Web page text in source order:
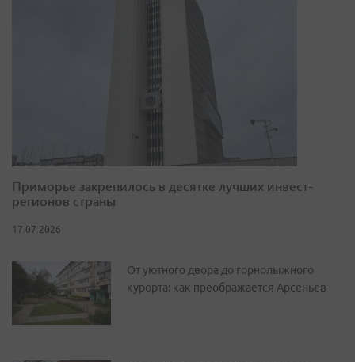
Приморье закрепилось в десятке лучших инвест-
регионов страны
17.07.2026
От уютного двора до горнолыжного
курорта: как преображается Арсеньев